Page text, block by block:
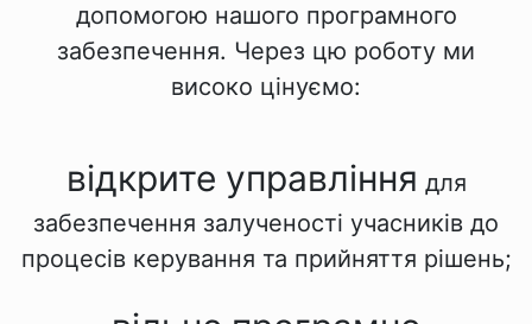
допомогою нашого програмного
забезпечення. Через цю роботу ми
високо цінуємо:
відкрите управління для
забезпечення залученості учасників до
процесів керування та прийняття рішень;